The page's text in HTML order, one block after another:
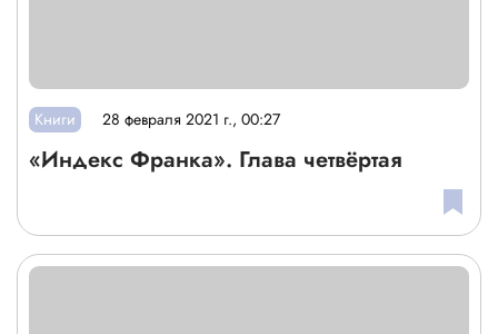
Книги 28 февраля 2021 г., 00:27
«Индекс Франка». Глава четвёртая